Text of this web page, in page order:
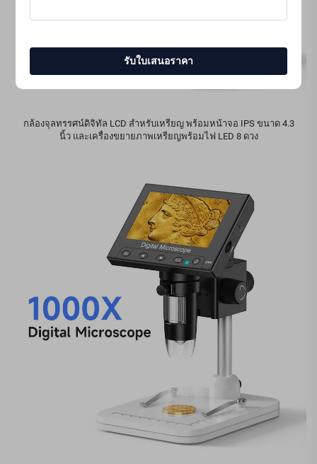
กล้องจุลทรรศน์ดิจิทัล LCD สำหรับเหรียญ พร้อมหน้าจอ IPS ขนาด 4.3
นิ้ว และเครื่องขยายภาพเหรียญพร้อมไฟ LED 8 ดวง
รับใบเสนอราคา